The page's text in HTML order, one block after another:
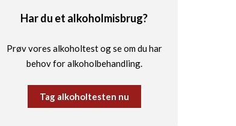
Har du et alkoholmisbrug?
Prøv vores alkoholtest og se om du har
behov for alkoholbehandling.
Tag alkoholtesten nu